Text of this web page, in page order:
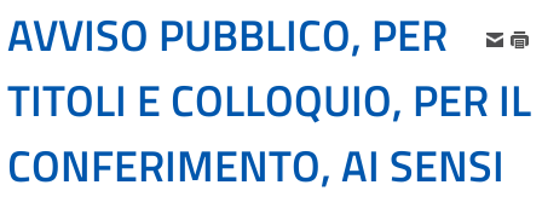
AVVISO PUBBLICO, PER
TITOLI E COLLOQUIO, PER IL
CONFERIMENTO, AI SENSI